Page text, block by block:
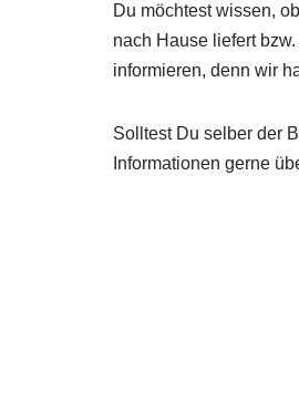
Du möchtest wissen,
nach Hause liefert
informieren, denn wir
Solltest Du selber der
Informationen gerne